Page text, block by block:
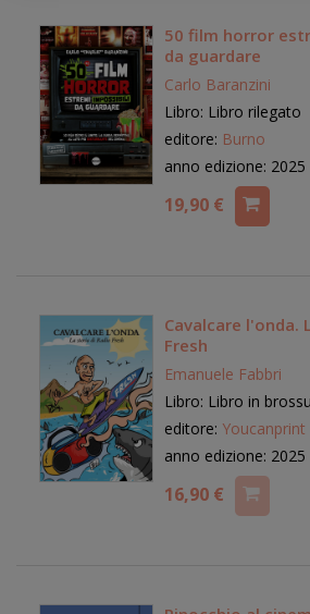
50 film horror
da guardare
Carlo Baranzini
Libro: Libro rilegato
editore: Burno
anno edizione: 2025
19,90 €
Cavalcare l'onda.
Fresh
Emanuele Fabbri
Libro: Libro in
editore: Youcanprint
anno edizione: 2025
16,90 €